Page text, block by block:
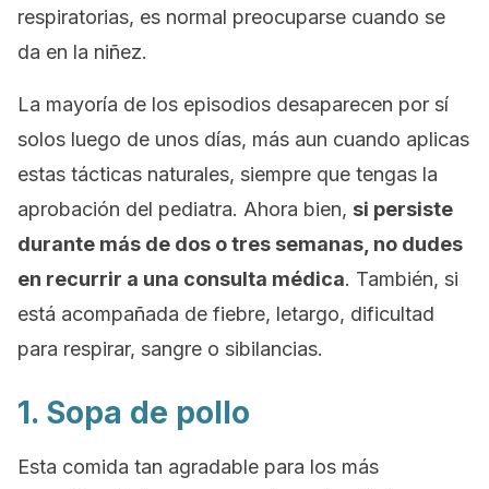
respiratorias, es normal preocuparse cuando se
da en la niñez.
La mayoría de los episodios desaparecen por sí
solos luego de unos días, más aun cuando aplicas
estas tácticas naturales, siempre que tengas la
aprobación del pediatra. Ahora bien, si persiste
durante más de dos o tres semanas, no dudes
en recurrir a una consulta médica. También, si
está acompañada de fiebre, letargo, dificultad
para respirar, sangre o sibilancias.
1. Sopa de pollo
Esta comida tan agradable para los más